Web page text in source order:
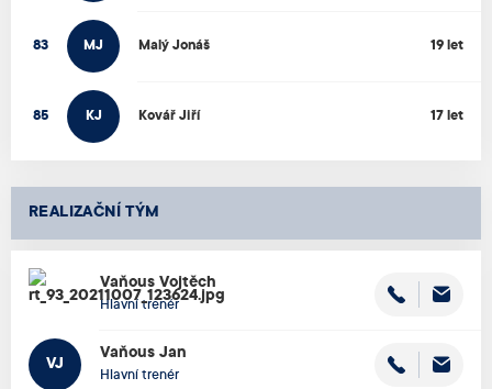
REALIZAČNÍ TÝM
Vojtěch
Vaňous
Hlavní trenér
VJ
Jan
Vaňous
Hlavní trenér
83 MJ Jonáš
Malý 19 let
85 KJ Jiří
Kovář 17 let